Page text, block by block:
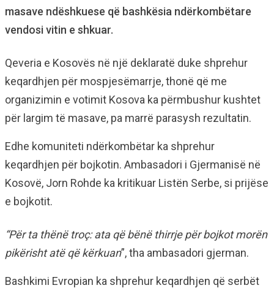
masave ndëshkuese që bashkësia ndërkombëtare
vendosi vitin e shkuar.
Qeveria e Kosovës në një deklaratë duke shprehur
keqardhjen për mospjesëmarrje, thonë që me
organizimin e votimit Kosova ka përmbushur kushtet
për largim të masave, pa marrë parasysh rezultatin.
Edhe komuniteti ndërkombëtar ka shprehur
keqardhjen për bojkotin. Ambasadori i Gjermanisë në
Kosovë, Jorn Rohde ka kritikuar Listën Serbe, si prijëse
e bojkotit.
“Për ta thënë troç: ata që bënë thirrje për bojkot morën
pikërisht atë që kërkuan”, tha ambasadori gjerman.
Bashkimi Evropian ka shprehur keqardhjen që serbët